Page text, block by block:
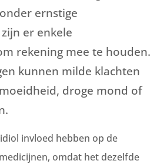
ernstige
er enkele
rekening mee te houden.
kunnen milde klachten
droge mond of
invloed hebben op de
omdat het dezelfde